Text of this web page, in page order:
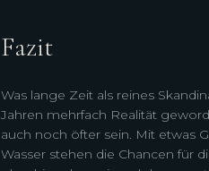
Fazit
Was lange Zeit als reines
Jahren mehrfach Realität
auch noch öfter sein. Mit etwas
Wasser stehen die Chancen für